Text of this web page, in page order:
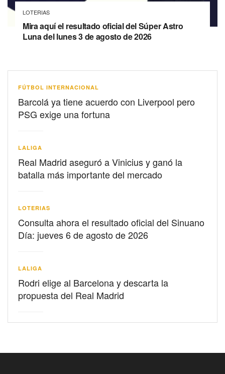
LOTERIAS
Mira aquí el resultado oficial del Súper Astro
Luna del lunes 3 de agosto de 2026
FÚTBOL INTERNACIONAL
Barcolá ya tiene acuerdo con Liverpool pero
PSG exige una fortuna
LALIGA
Real Madrid aseguró a Vinicius y ganó la
batalla más importante del mercado
LOTERIAS
Consulta ahora el resultado oficial del Sinuano
Día: jueves 6 de agosto de 2026
LALIGA
Rodri elige al Barcelona y descarta la
propuesta del Real Madrid